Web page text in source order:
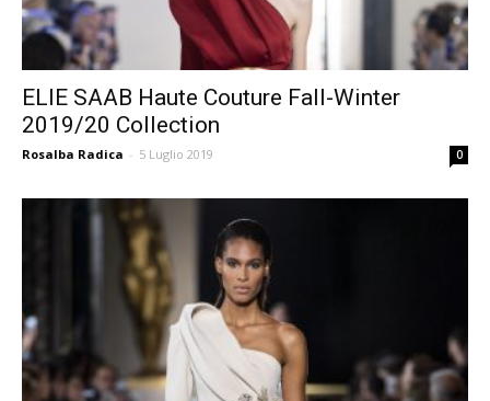
ELIE SAAB Haute Couture Fall-Winter
2019/20 Collection
Rosalba Radica - 5 Luglio 2019 0